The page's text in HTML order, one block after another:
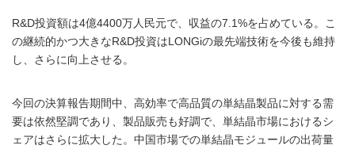
R&D投資額は4億4400万人民元で、収益の7.1%を占めている。こ
の継続的かつ大きなR&D投資はLONGiの最先端技術を今後も維持
し、さらに向上させる。
今回の決算報告期間中、高効率で高品質の単結晶製品に対する需
要は依然堅調であり、製品販売も好調で、単結晶市場におけるシ
ェアはさらに拡大した。中国市場での単結晶モジュールの出荷量